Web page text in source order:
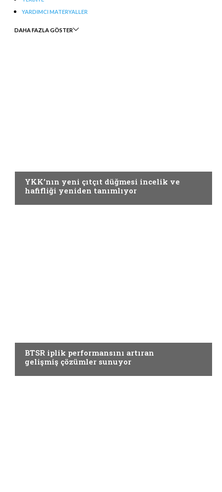
YARDIMCI MATERYALLER
DAHA FAZLA GÖSTER
YKK’nın yeni çıtçıt düğmesi incelik ve
hafifliği yeniden tanımlıyor
BTSR iplik performansını artıran
gelişmiş çözümler sunuyor